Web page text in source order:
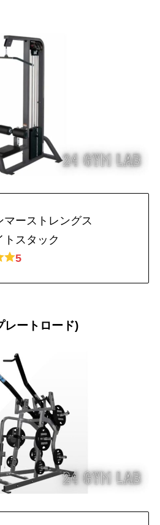
マーストレングス
トスタック
5
レートロード)